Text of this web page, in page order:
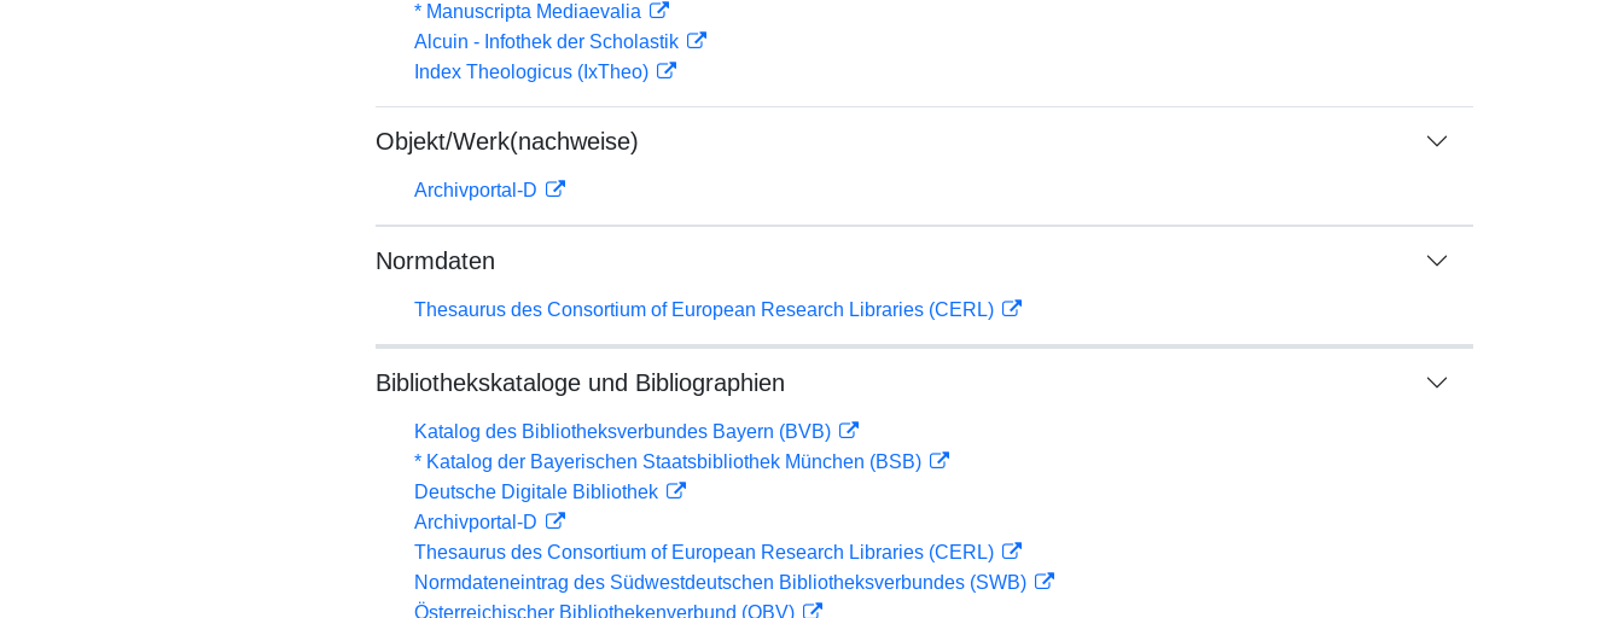
* Manuscripta Mediaevalia
Alcuin - Infothek der Scholastik
Index Theologicus (IxTheo)
Objekt/Werk(nachweise)
Archivportal-D
Normdaten
Thesaurus des Consortium of European Research Libraries (CERL)
Bibliothekskataloge und Bibliographien
Katalog des Bibliotheksverbundes Bayern (BVB)
* Katalog der Bayerischen Staatsbibliothek München (BSB)
Deutsche Digitale Bibliothek
Archivportal-D
Thesaurus des Consortium of European Research Libraries (CERL)
Normdateneintrag des Südwestdeutschen Bibliotheksverbundes (SWB)
Österreichischer Bibliothekenverbund (OBV)